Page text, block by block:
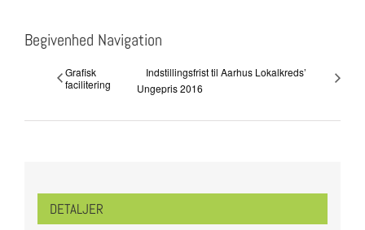
Begivenhed Navigation
Grafisk
facilitering
Indstillingsfrist til Aarhus Lokalkreds’
Ungepris 2016
DETALJER